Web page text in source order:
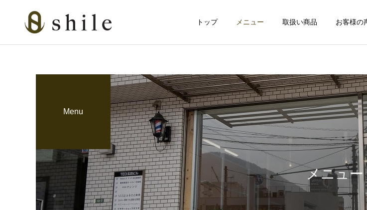
トップ メニュー 取扱い商品 お客様の
カット ヘッドスパ
美肌脱毛 フェイシャルエステ
ビジネスマンの戦闘服
は“髪と肌”だった
育毛関連
血流アップで冬の抜け毛対
策！グロッティ育毛スパの
すすめ
メンズスキンケア
「クレンジングの次は“ス
パウォッシュ洗顔”！爽や
かメンズの完成形」
メ
「洗
ない
ング
メニュー
Menu